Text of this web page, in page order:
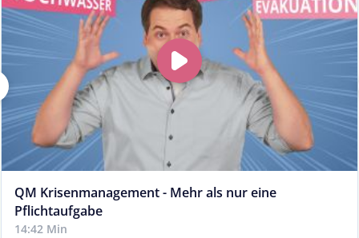
QM Krisenmanagement - Mehr als nur eine
Pflichtaufgabe
14:42 Min